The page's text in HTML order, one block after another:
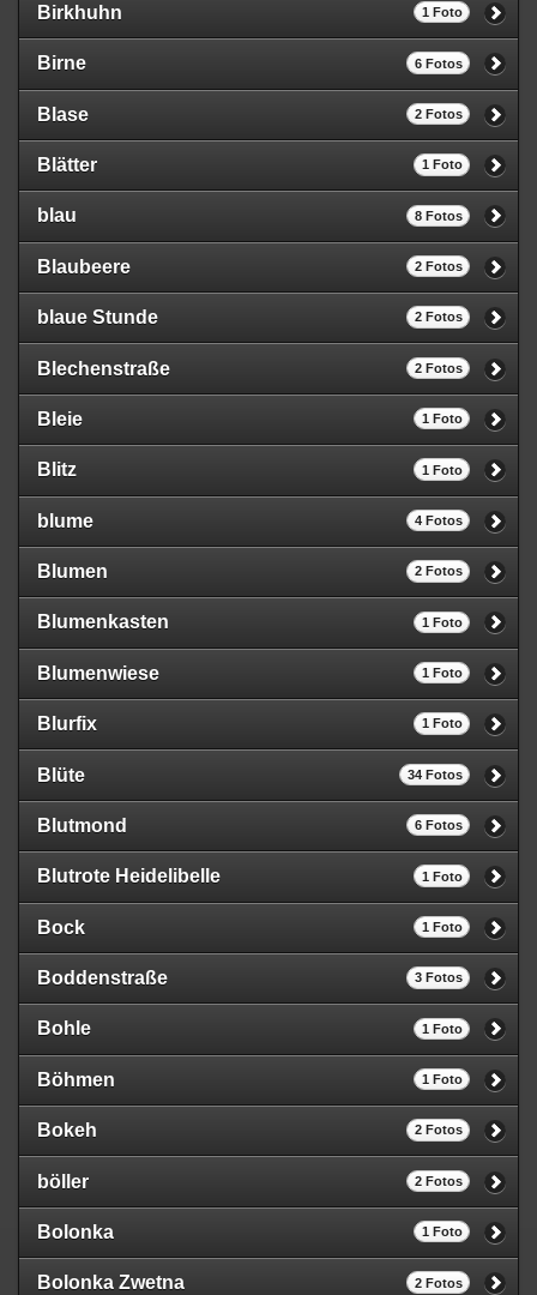
Birkhuhn 1 Foto
Birne 6 Fotos
Blase 2 Fotos
Blätter 1 Foto
blau 8 Fotos
Blaubeere 2 Fotos
blaue Stunde 2 Fotos
Blechenstraße 2 Fotos
Bleie 1 Foto
Blitz 1 Foto
blume 4 Fotos
Blumen 2 Fotos
Blumenkasten 1 Foto
Blumenwiese 1 Foto
Blurfix 1 Foto
Blüte 34 Fotos
Blutmond 6 Fotos
Blutrote Heidelibelle 1 Foto
Bock 1 Foto
Boddenstraße 3 Fotos
Bohle 1 Foto
Böhmen 1 Foto
Bokeh 2 Fotos
böller 2 Fotos
Bolonka 1 Foto
Bolonka Zwetna 2 Fotos